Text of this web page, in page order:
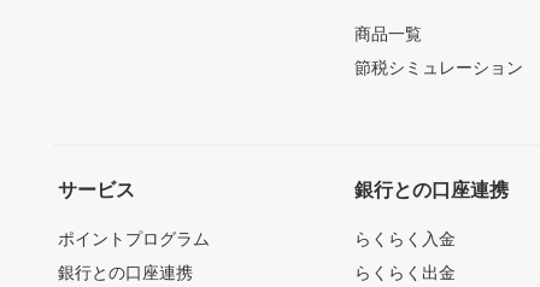
商品一覧
節税シミュレーション
サービス
ポイントプログラム
銀行との口座連携
銀行との口座連携
らくらく入金
らくらく出金